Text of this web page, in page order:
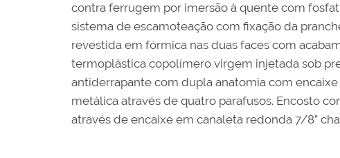
contra ferrugem por imersão à quente com
sistema de escamoteação com fixação da
revestida em fórmica nas duas faces com
termoplástica copolímero virgem injetada sob
antiderrapante com dupla anatomia com
metálica através de quatro parafusos. Encosto
através de encaixe em canaleta redonda 7/8”